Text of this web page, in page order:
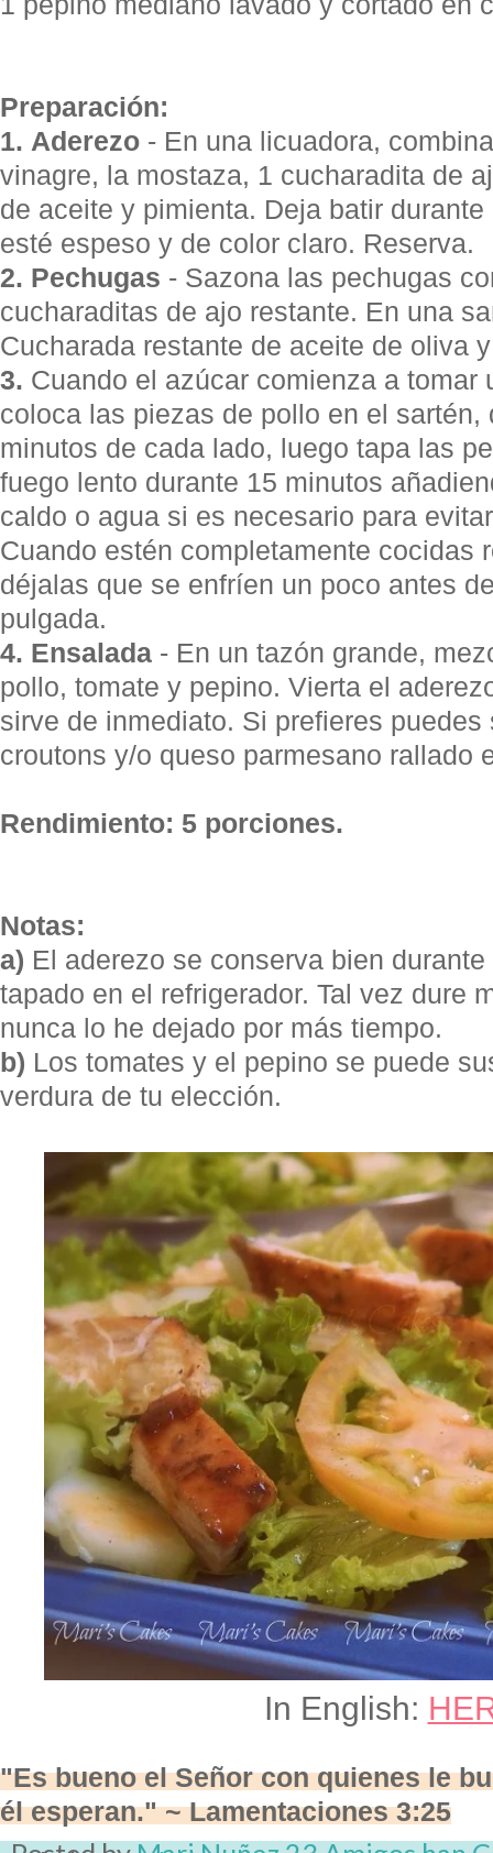
Preparación:
1. Aderezo - En una licuadora,
vinagre, la mostaza, 1 cucharadita de
de aceite y pimienta. Deja batir
esté espeso y de color claro. Reserva.
2. Pechugas - Sazona las pechugas
cucharaditas de ajo restante. En una
Cucharada restante de aceite de oliva
3. Cuando el azúcar comienza a tomar
coloca las piezas de pollo en el sartén,
minutos de cada lado, luego tapa las
fuego lento durante 15 minutos
caldo o agua si es necesario para
Cuando estén completamente cocidas
déjalas que se enfríen un poco antes
pulgada.
4. Ensalada - En un tazón grande,
pollo, tomate y pepino. Vierta el
sirve de inmediato. Si prefieres
croutons y/o queso parmesano rallado
Rendimiento: 5 porciones.
Notas:
a) El aderezo se conserva bien
tapado en el refrigerador. Tal vez dure
nunca lo he dejado por más tiempo.
b) Los tomates y el pepino se puede
verdura de tu elección.
In English:
"Es bueno el Señor con quienes le
él esperan." ~ Lamentaciones 3:25